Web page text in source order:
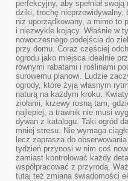
perfekcyjny, aby spełniał
dziki, trochę nieprzewidywalny,
niż uporządkowany, a mimo to
i niezwykle kojący. Właśnie w
nowoczesnego podejścia do
przy domu. Coraz częściej
ogrodu jako miejsca idealnie
równymi rabatami i roślinami
surowemu planowi. Ludzie
ogrody, które żyją własnym
naturą na każdym kroku.
ziołami, krzewy rosną tam,
najlepiej, a trawnik nie musi
dywan z katalogu. Taki ogród
mniej stresu. Nie wymaga
lecz zaprasza do
tydzień przynosi w nim coś
zamiast kontrolować każdy
współpracować z przyrodą.
tutaj też zmiana świadomości